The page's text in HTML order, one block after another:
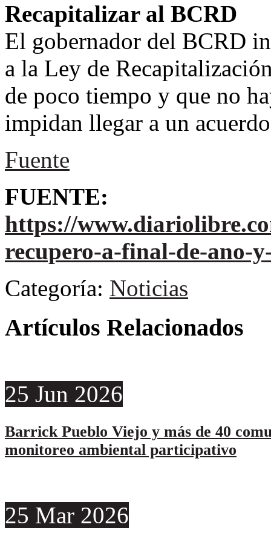
Recapitalizar al BCRD
El gobernador del BCRD
a la Ley de
de poco tiempo y que no
impidan llegar a un
Fuente
FUENTE:
https://
recupero-a-final-de-ano-
Categoría: Noticias
Artículos Relacionados
25 Jun 2026
Barrick Pueblo Viejo y más de 40
monitoreo ambiental participativo
25 Mar 2026